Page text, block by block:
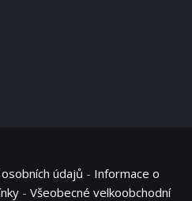
údajů - Informace o
- Všeobecné velkoobchodní